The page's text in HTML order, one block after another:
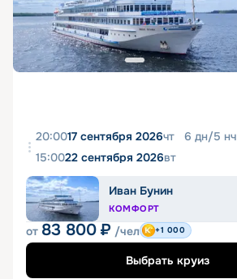
20:0017 сентября 2026чт 6 дн/5 нч
15:0022 сентября 2026вт
Иван Бунин
КОМФОРТ
от 83 800 ₽ /чел +1 000
Выбрать круиз